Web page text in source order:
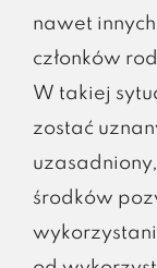
nawet
członków
W takiej
zostać
środków